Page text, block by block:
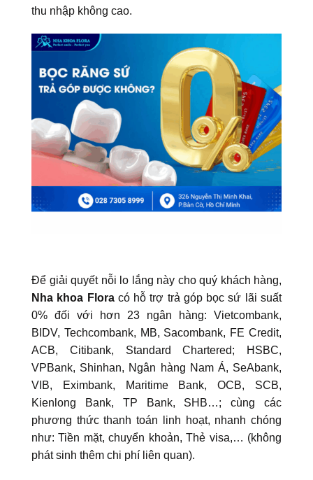
thu nhập không cao.
Để giải quyết nỗi lo lắng này cho quý khách hàng,
Nha khoa Floracó hỗ trợ trả góp bọc sứ lãi suất
0% đối với hơn 23 ngân hàng: Vietcombank,
BIDV, Techcombank, MB, Sacombank, FE Credit,
ACB, Citibank, Standard Chartered; HSBC,
VPBank, Shinhan, Ngân hàng Nam Á, SeAbank,
VIB, Eximbank, Maritime Bank, OCB, SCB,
Kienlong Bank, TP Bank, SHB…; cùng các
phương thức thanh toán linh hoạt, nhanh chóng
như: Tiền mặt, chuyển khoản, Thẻ visa,… (không
phát sinh thêm chi phí liên quan).